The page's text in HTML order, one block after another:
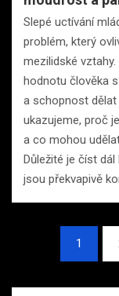
Slepé uctívání
problém, který
mezilidské
hodnotu člověka
a schopnost
ukazujeme, proč
a co mohou
Důležité je číst
jsou překvapivě
Stránkování
příspěvků
1